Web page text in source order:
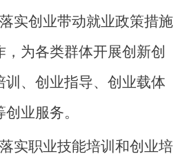
实创业带动就业政策措施
为各类群体开展创新创
训、创业指导、创业载体
业服务。
实职业技能培训和创业培